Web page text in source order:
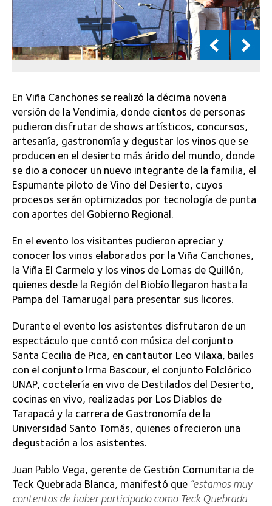
En Viña Canchones se realizó la décima novena
versión de la Vendimia, donde cientos de personas
pudieron disfrutar de shows artísticos, concursos,
artesanía, gastronomía y degustar los vinos que se
producen en el desierto más árido del mundo, donde
se dio a conocer un nuevo integrante de la familia, el
Espumante piloto de Vino del Desierto, cuyos
procesos serán optimizados por tecnología de punta
con aportes del Gobierno Regional.
En el evento los visitantes pudieron apreciar y
conocer los vinos elaborados por la Viña Canchones,
la Viña El Carmelo y los vinos de Lomas de Quillón,
quienes desde la Región del Biobío llegaron hasta la
Pampa del Tamarugal para presentar sus licores.
Durante el evento los asistentes disfrutaron de un
espectáculo que contó con música del conjunto
Santa Cecilia de Pica, en cantautor Leo Vilaxa, bailes
con el conjunto Irma Bascour, el conjunto Folclórico
UNAP, coctelería en vivo de Destilados del Desierto,
cocinas en vivo, realizadas por Los Diablos de
Tarapacá y la carrera de Gastronomía de la
Universidad Santo Tomás, quienes ofrecieron una
degustación a los asistentes.
Juan Pablo Vega, gerente de Gestión Comunitaria de
Teck Quebrada Blanca, manifestó que “estamos muy
contentos de haber participado como Teck Quebrada